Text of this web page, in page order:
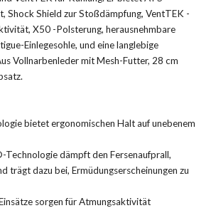
Shock Shield zur Stoßdämpfung, VentTEK -
X50 -Polsterung, herausnehmbare
Einlegesohle, und eine langlebige
Vollnarbenleder mit Mesh-Futter, 28 cm
bietet ergonomischen Halt auf unebenem
Technologie dämpft den Fersenaufprall,
trägt dazu bei, Ermüdungserscheinungen zu
sorgen für Atmungsaktivität